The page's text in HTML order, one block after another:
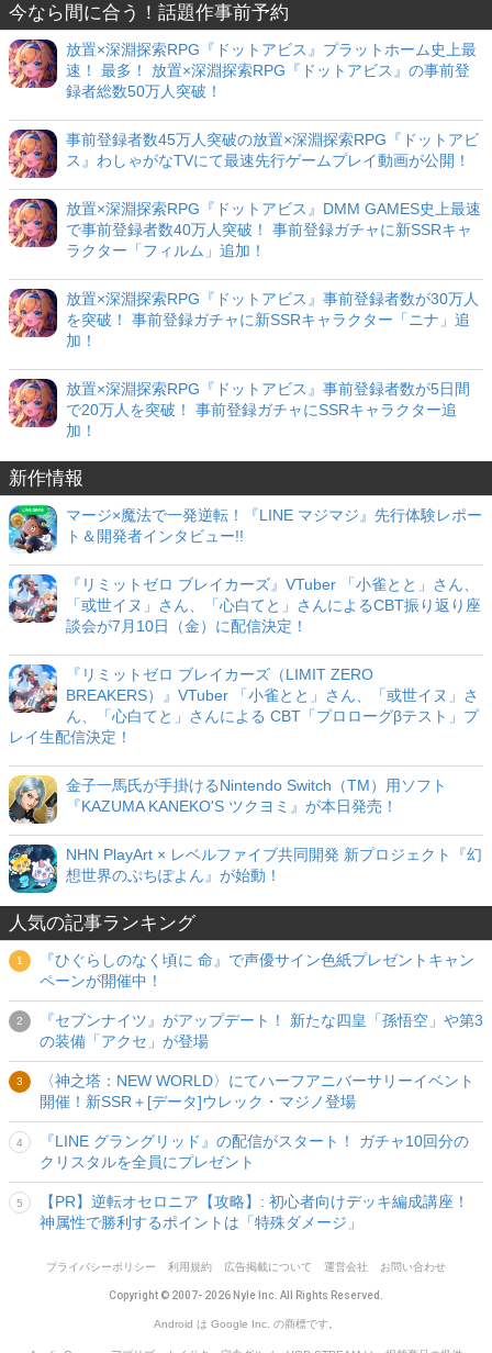
今なら間に合う！話題作事前予約
放置×深淵探索RPG『ドットアビス』プラットホーム史上最
速！ 最多！ 放置×深淵探索RPG『ドットアビス』の事前登
録者総数50万人突破！
事前登録者数45万人突破の放置×深淵探索RPG『ドットアビ
ス』わしゃがなTVにて最速先行ゲームプレイ動画が公開！
放置×深淵探索RPG『ドットアビス』DMM GAMES史上最速
で事前登録者数40万人突破！ 事前登録ガチャに新SSRキャ
ラクター「フィルム」追加！
放置×深淵探索RPG『ドットアビス』事前登録者数が30万人
を突破！ 事前登録ガチャに新SSRキャラクター「ニナ」追
加！
放置×深淵探索RPG『ドットアビス』事前登録者数が5日間
で20万人を突破！ 事前登録ガチャにSSRキャラクター追
加！
新作情報
マージ×魔法で一発逆転！『LINE マジマジ』先行体験レポー
ト＆開発者インタビュー!!
『リミットゼロ ブレイカーズ』VTuber 「小雀とと」さん、
「或世イヌ」さん、「心白てと」さんによるCBT振り返り座
談会が7月10日（金）に配信決定！
『リミットゼロ ブレイカーズ（LIMIT ZERO
BREAKERS）』VTuber 「小雀とと」さん、「或世イヌ」さ
ん、「心白てと」さんによる CBT「プロローグβテスト」プ
レイ生配信決定！
金子一馬氏が手掛けるNintendo Switch（TM）用ソフト
『KAZUMA KANEKO'S ツクヨミ』が本日発売！
NHN PlayArt × レベルファイブ共同開発 新プロジェクト『幻
想世界のぷちぽよん』が始動！
人気の記事ランキング
『ひぐらしのなく頃に 命』で声優サイン色紙プレゼントキャン
ペーンが開催中！
『セブンナイツ』がアップデート！ 新たな四皇「孫悟空」や第3
の装備「アクセ」が登場
〈神之塔：NEW WORLD〉にてハーフアニバーサリーイベント
開催！新SSR＋[データ]ウレック・マジノ登場
『LINE グラングリッド』の配信がスタート！ ガチャ10回分の
クリスタルを全員にプレゼント
【PR】逆転オセロニア【攻略】: 初心者向けデッキ編成講座！
神属性で勝利するポイントは「特殊ダメージ」
プライバシーポリシー 利用規約 広告掲載について 運営会社 お問い合わせ
Copyright © 2007- 2026 Nyle Inc. All Rights Reserved.
Android は Google Inc. の商標です。